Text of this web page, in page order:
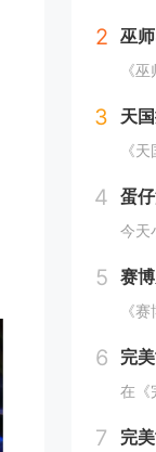
2
3
4
5
6
7 完